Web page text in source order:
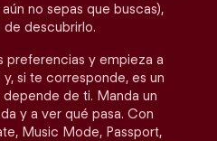
no sepas que buscas),
descubrirlo.
preferencias y empieza a
si te corresponde, es un
de ti. Manda un
y a ver qué pasa. Con
Music Mode, Passport,